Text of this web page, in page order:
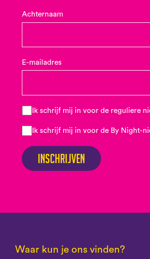
Achternaam
E-mailadres
Ik schrijf mij in voor de reguliere
Ik schrijf mij in voor de By Night-
Inschrijven
Waar kun je ons vinden?